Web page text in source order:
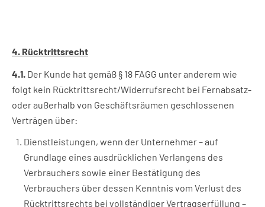
4. Rücktrittsrecht
4.1. Der Kunde hat gemäß § 18 FAGG unter anderem wie
folgt kein Rücktrittsrecht/Widerrufsrecht bei Fernabsatz-
oder außerhalb von Geschäftsräumen geschlossenen
Verträgen über:
Dienstleistungen, wenn der Unternehmer – auf
Grundlage eines ausdrücklichen Verlangens des
Verbrauchers sowie einer Bestätigung des
Verbrauchers über dessen Kenntnis vom Verlust des
Rücktrittsrechts bei vollständiger Vertragserfüllung –